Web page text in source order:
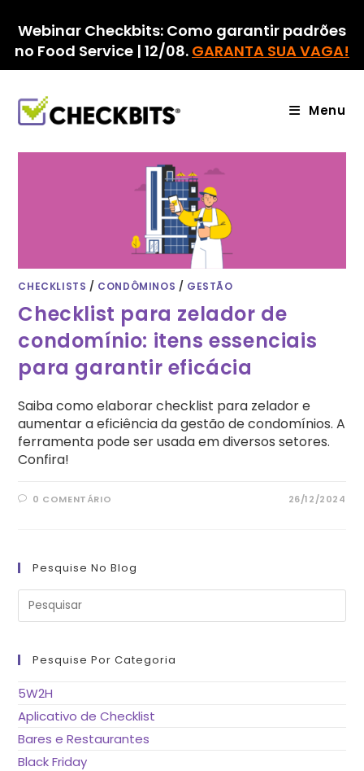
para
conteúdo
Webinar Checkbits: Como garantir padrões
no Food Service | 12/08. GARANTA SUA VAGA!
Menu
CHECKLISTS / CONDÔMINOS / GESTÃO
Checklist para zelador de
condomínio: itens essenciais
para garantir eficácia
Saiba como elaborar checklist para zelador e
aumentar a eficiência da gestão de condomínios. A
ferramenta pode ser usada em diversos setores.
Confira!
0 COMENTÁRIO 26/12/2024
Pesquise No Blog
Pesquise Por Categoria
5W2H
Aplicativo de Checklist
Bares e Restaurantes
Black Friday